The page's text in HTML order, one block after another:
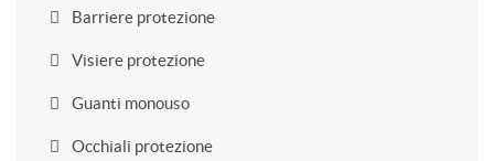
Barriere protezione
Visiere protezione
Guanti monouso
Occhiali protezione